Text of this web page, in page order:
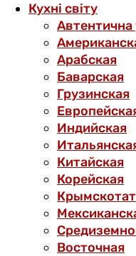
Кухні світу
Автентична
Арабская
Баварская
Грузинская
Индийская
Китайская
Корейская
Восточная